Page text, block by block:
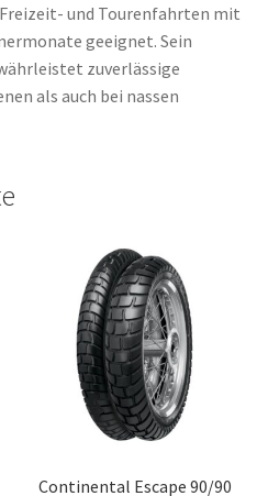
und Tourenfahrten mit
geeignet. Sein
zuverlässige
als auch bei nassen
Continental Escape 90/90